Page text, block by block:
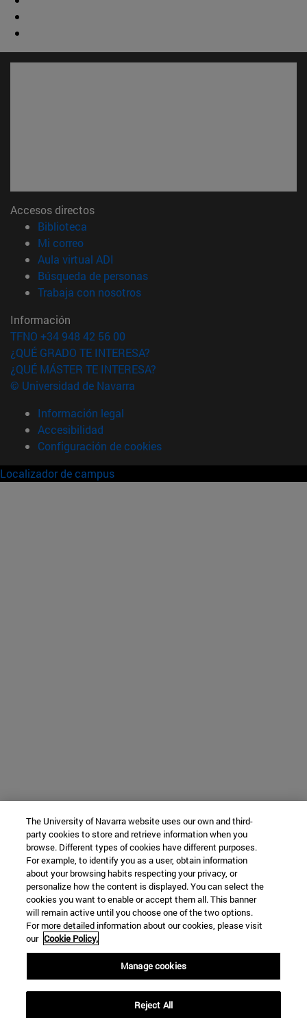
Accesos directos
Biblioteca
Mi correo(abre en nueva ventana)
Aula virtual ADI
Búsqueda de personas(abre en nueva ventana)
Trabaja con nosotros(abre en nueva ventana)
Información
TFNO +34 948 42 56 00
¿QUÉ GRADO TE INTERESA?
¿QUÉ MÁSTER TE INTERESA?
© Universidad de Navarra
Información legal
Accesibilidad
Configuración de cookies
Localizador de campus
The University of Navarra website uses our own and third-
party cookies to store and retrieve information when you
browse. Different types of cookies have different purposes.
For example, to identify you as a user, obtain information
about your browsing habits respecting your privacy, or
personalize how the content is displayed. You can select the
cookies you want to enable or accept them all. This banner
will remain active until you choose one of the two options.
For more detailed information about our cookies, please visit
our Cookie Policy.
Manage cookies
Reject All